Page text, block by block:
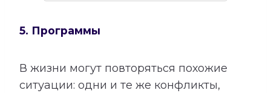
5. Программы
В жизни могут повторяться похожие
ситуации: одни и те же конфликты,